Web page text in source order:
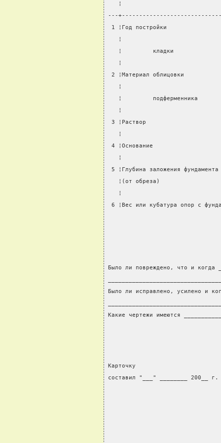
¦
---
1 ¦Год постройки
¦
¦         кладки
¦
2 ¦Материал облицовки
¦
¦         подферменника
¦
3 ¦Раствор
¦
4 ¦Основание
¦
5 ¦Глубина заложения
¦(от обреза)
¦
6 ¦Вес или кубатура опор с
Было ли повреждено, что и когда
Было ли исправлено, усилено и
Какие чертежи имеются
Карточку
составил "___" ________ 200__